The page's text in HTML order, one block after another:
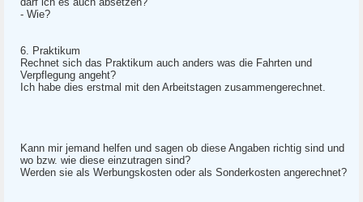
- Wie?
6. Praktikum
Rechnet sich das Praktikum auch anders was die Fahrten und
Verpflegung angeht?
Ich habe dies erstmal mit den Arbeitstagen zusammengerechnet.
Kann mir jemand helfen und sagen ob diese Angaben richtig sind und
wo bzw. wie diese einzutragen sind?
Werden sie als Werbungskosten oder als Sonderkosten angerechnet?